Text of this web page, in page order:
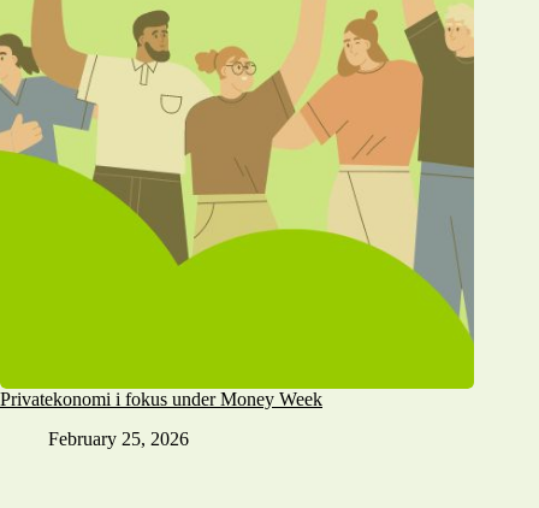
Privatekonomi i fokus under Money Week
February 25, 2026